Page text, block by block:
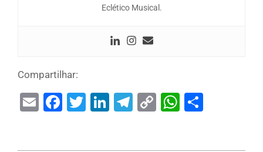
Eclético Musical.
Compartilhar:
EmailFacebook
Twitter
LinkedIn
Telegram
Copy